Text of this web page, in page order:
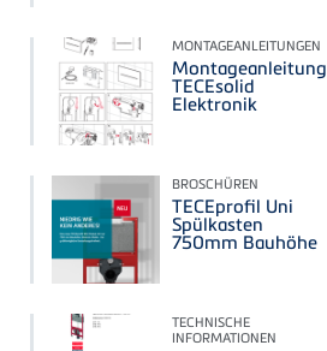
MONTAGEANLEITUNGEN
Montageanleitung
TECEsolid
Elektronik
BROSCHÜREN
TECEprofil Uni
Spülkasten
750mm Bauhöhe
TECHNISCHE
INFORMATIONEN